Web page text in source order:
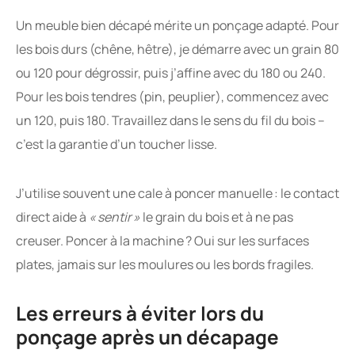
Un meuble bien décapé mérite un ponçage adapté. Pour
les bois durs (chêne, hêtre), je démarre avec un grain 80
ou 120 pour dégrossir, puis j’affine avec du 180 ou 240.
Pour les bois tendres (pin, peuplier), commencez avec
un 120, puis 180. Travaillez dans le sens du fil du bois –
c’est la garantie d’un toucher lisse.
J’utilise souvent une cale à poncer manuelle : le contact
direct aide à « sentir »le grain du bois et à ne pas
creuser. Poncer à la machine ? Oui sur les surfaces
plates, jamais sur les moulures ou les bords fragiles.
Les erreurs à éviter lors du
ponçage après un décapage